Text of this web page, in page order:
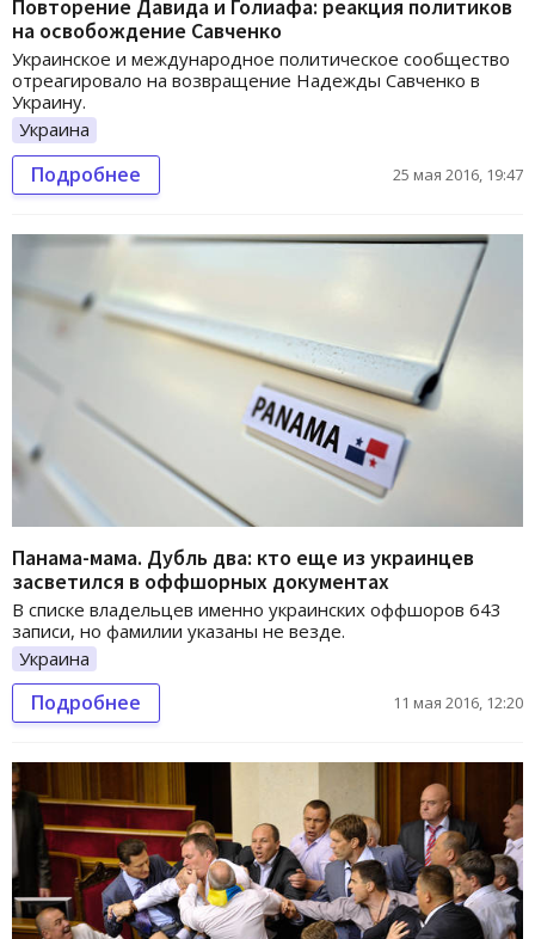
Повторение Давида и Голиафа: реакция политиков
на освобождение Савченко
Украинское и международное политическое сообщество
отреагировало на возвращение Надежды Савченко в
Украину.
Украина
Подробнее 25 мая 2016, 19:47
Панама-мама. Дубль два: кто еще из украинцев
засветился в оффшорных документах
В списке владельцев именно украинских оффшоров 643
записи, но фамилии указаны не везде.
Украина
Подробнее 11 мая 2016, 12:20